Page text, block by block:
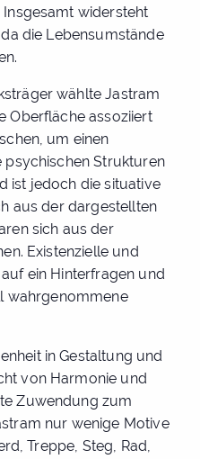
Insgesamt widersteht
die Lebensumstände
wählte Jastram
Oberfläche assoziiert
um einen
Strukturen
ist jedoch die situative
aus der dargestellten
sich aus der
Existenzielle und
ein Hinterfragen und
wahrgenommene
in Gestaltung und
von Harmonie und
Zuwendung zum
nur wenige Motive
Treppe, Steg, Rad,